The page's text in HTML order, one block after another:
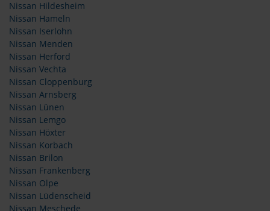
Nissan Hildesheim
Nissan Hameln
Nissan Iserlohn
Nissan Menden
Nissan Herford
Nissan Vechta
Nissan Cloppenburg
Nissan Arnsberg
Nissan Lünen
Nissan Lemgo
Nissan Höxter
Nissan Korbach
Nissan Brilon
Nissan Frankenberg
Nissan Olpe
Nissan Lüdenscheid
Nissan Meschede